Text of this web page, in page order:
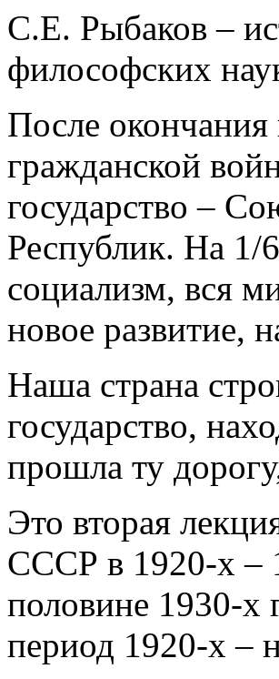
С.Е. Рыбаков –
философских
После
гражданской
государство –
Республик. На 1/
социализм, вся
новое развитие,
Наша страна
государство,
прошла ту
Это вторая
СССР в 1920-х –
половине 1930-х
период 1920-х –